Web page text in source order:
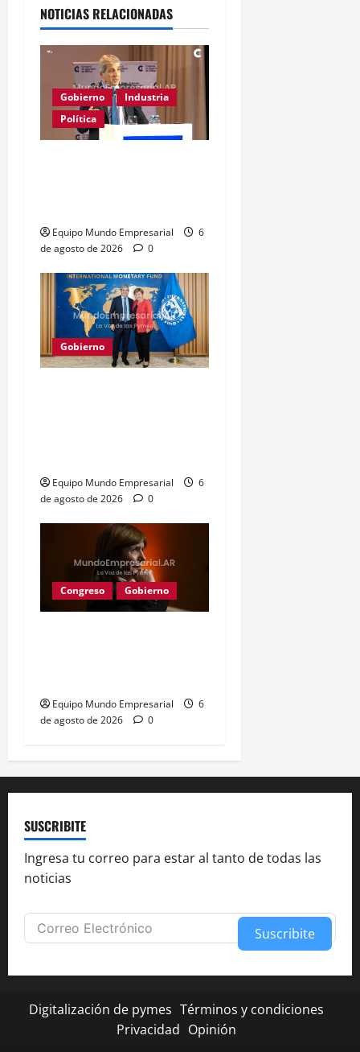
NOTICIAS RELACIONADAS
Gobierno
Industria
Política
Equipo Mundo Empresarial
6
de agosto de 2026
0
Gobierno
Equipo Mundo Empresarial
6
de agosto de 2026
0
Congreso Gobierno
Equipo Mundo Empresarial
6
de agosto de 2026
0
SUSCRIBITE
Ingresa tu correo para estar al tanto de todas las
noticias
Suscribite
Digitalización de pymes Términos y condiciones
Privacidad Opinión